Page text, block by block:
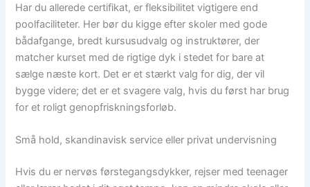
Har du allerede certifikat, er fleksibilitet vigtigere end
poolfaciliteter. Her bør du kigge efter skoler med gode
bådafgange, bredt kursusudvalg og instruktører, der
matcher kurset med de rigtige dyk i stedet for bare at
sælge næste kort. Det er et stærkt valg for dig, der vil
bygge videre; det er et svagere valg, hvis du først har brug
for et roligt genopfriskningsforløb.
Små hold, skandinavisk service eller privat undervisning
Hvis du er nervøs førstegangsdykker, rejser med teenager